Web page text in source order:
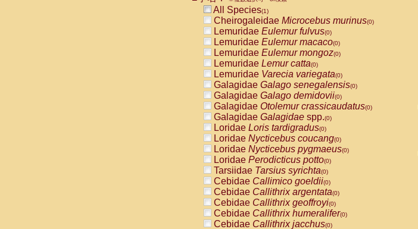
All Species(1)
Cheirogaleidae Microcebus murinus(0)
Lemuridae Eulemur fulvus(0)
Lemuridae Eulemur macaco(0)
Lemuridae Eulemur mongoz(0)
Lemuridae Lemur catta(0)
Lemuridae Varecia variegata(0)
Galagidae Galago senegalensis(0)
Galagidae Galago demidovii(0)
Galagidae Otolemur crassicaudatus(0)
Galagidae Galagidae spp.(0)
Loridae Loris tardigradus(0)
Loridae Nycticebus coucang(0)
Loridae Nycticebus pygmaeus(0)
Loridae Perodicticus potto(0)
Tarsiidae Tarsius syrichta(0)
Cebidae Callimico goeldii(0)
Cebidae Callithrix argentata(0)
Cebidae Callithrix geoffroyi(0)
Cebidae Callithrix humeralifer(0)
Cebidae Callithrix jacchus(0)